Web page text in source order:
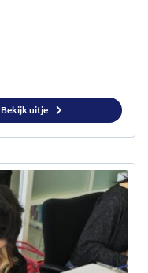
Bekijk uitje